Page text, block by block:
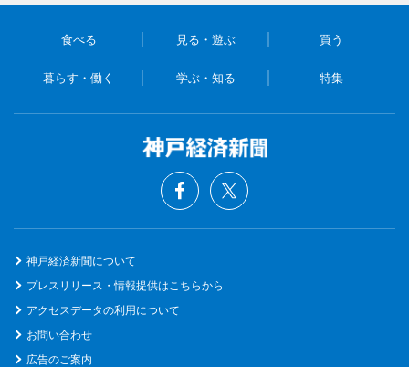
食べる 見る・遊ぶ 買う
暮らす・働く 学ぶ・知る 特集
神戸経済新聞について
プレスリリース・情報提供はこちらから
アクセスデータの利用について
お問い合わせ
広告のご案内